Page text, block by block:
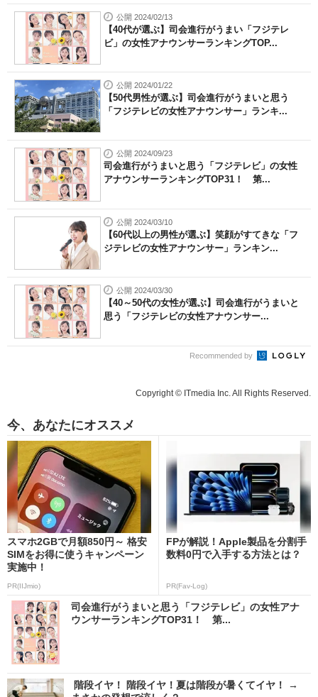
公開 2024/02/13
【40代が選ぶ】司会進行がうまい「フジテレ
ビ」の女性アナウンサーランキングTOP...
公開 2024/01/22
【50代男性が選ぶ】司会進行がうまいと思う
「フジテレビの女性アナウンサー」ランキ...
公開 2024/09/23
司会進行がうまいと思う「フジテレビ」の女性
アナウンサーランキングTOP31！ 第...
公開 2024/03/10
【60代以上の男性が選ぶ】笑顔がすてきな「フ
ジテレビの女性アナウンサー」ランキン...
公開 2024/03/30
【40～50代の女性が選ぶ】司会進行がうまいと
思う「フジテレビの女性アナウンサー...
Recommended by
Copyright © ITmedia Inc. All Rights Reserved.
今、あなたにオススメ
スマホ2GBで月額850円～ 格安
SIMをお得に使うキャンペーン
実施中！
PR(IIJmio)
FPが解説！Apple製品を分割手
数料0円で入手する方法とは？
PR(Fav-Log)
司会進行がうまいと思う「フジテレビ」の女性アナ
ウンサーランキングTOP31！ 第...
階段イヤ！ 階段イヤ！夏は階段が暑くてイヤ！ →